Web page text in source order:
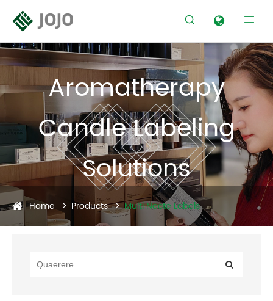
 
Aromatherapy
Candle Labeling
Solutions
Home Products Multi Necte Labels